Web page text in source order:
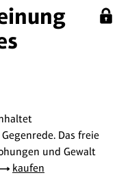
Das freie
und Gewalt
kaufen